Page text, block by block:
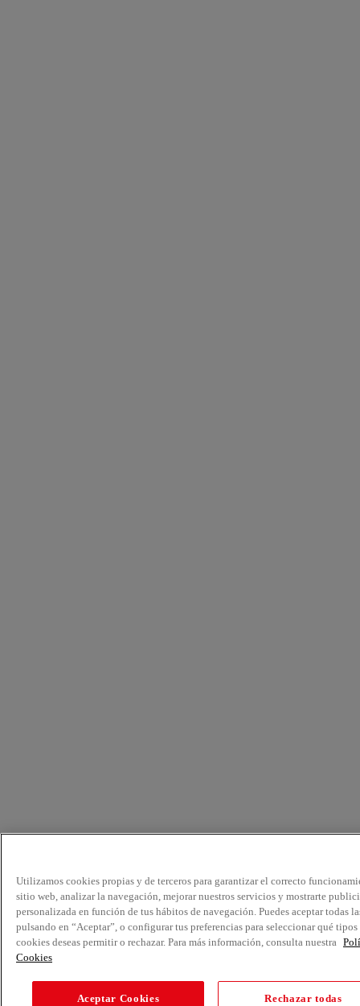
Utilizamos cookies propias y de terceros para garantizar el correcto
sitio web, analizar la navegación, mejorar nuestros servicios y mostrarte
personalizada en función de tus hábitos de navegación. Puedes aceptar todas
pulsando en “Aceptar”, o configurar tus preferencias para seleccionar qué tipos
cookies deseas permitir o rechazar. Para más información, consulta nuestra
Cookies
Aceptar Cookies Rechazar todas